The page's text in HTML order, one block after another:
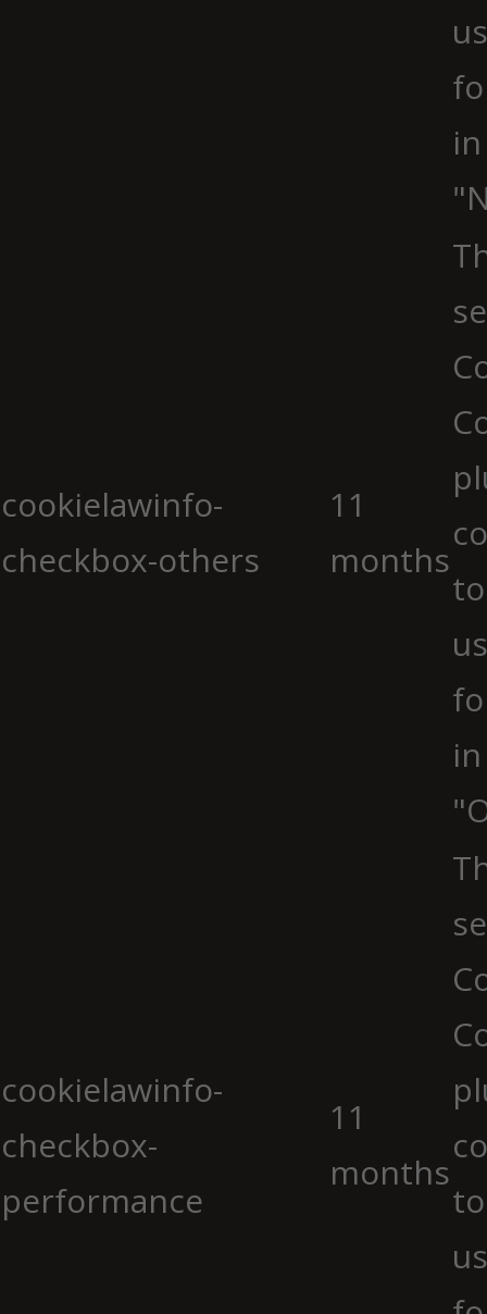
cookielawinfo-
checkbox-others
11
months
cookielawinfo-
checkbox-
performance
11
months